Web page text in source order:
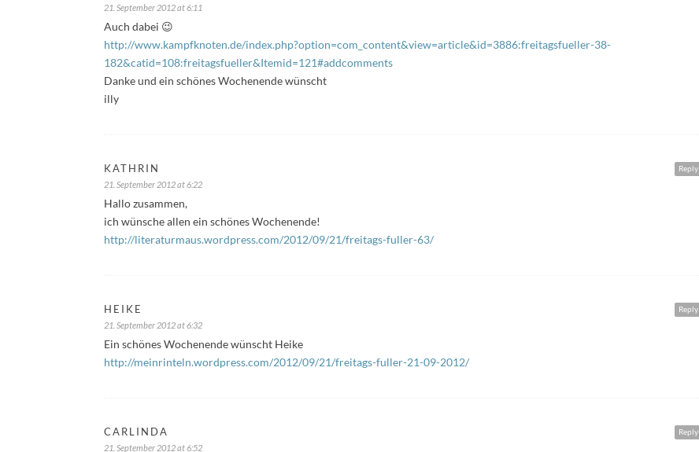
21. September 2012 at 6:11
Auch dabei 😉
http://www.kampfknoten.de/index.php?option=com_content&view=article&id=3886:freitagsfueller-38-
182&catid=108:freitagsfueller&Itemid=121#addcomments
Danke und ein schönes Wochenende wünscht
illy
Reply
KATHRIN
21. September 2012 at 6:22
Hallo zusammen,
ich wünsche allen ein schönes Wochenende!
http://literaturmaus.wordpress.com/2012/09/21/freitags-fuller-63/
Reply
HEIKE
21. September 2012 at 6:32
Ein schönes Wochenende wünscht Heike
http://meinrinteln.wordpress.com/2012/09/21/freitags-fuller-21-09-2012/
Reply
CARLINDA
21. September 2012 at 6:52